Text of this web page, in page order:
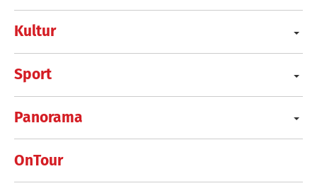
Kultur
Sport
Panorama
OnTour